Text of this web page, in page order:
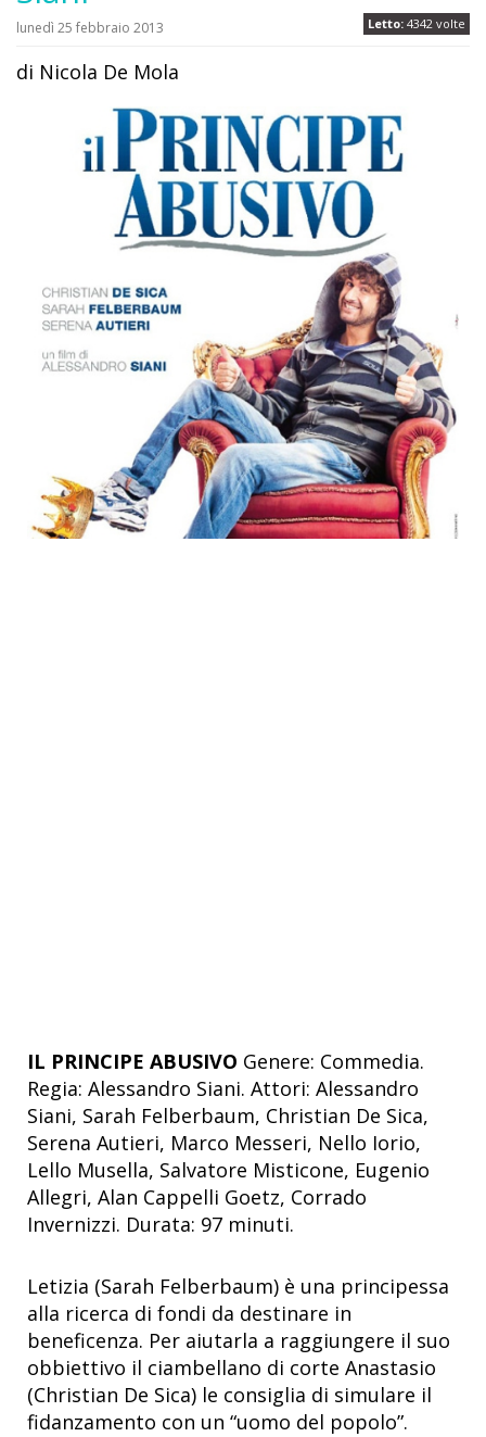
Letto: 4342 volte
lunedì 25 febbraio 2013
di Nicola De Mola
IL PRINCIPE ABUSIVO Genere: Commedia.
Regia: Alessandro Siani. Attori: Alessandro
Siani, Sarah Felberbaum, Christian De Sica,
Serena Autieri, Marco Messeri, Nello Iorio,
Lello Musella, Salvatore Misticone, Eugenio
Allegri, Alan Cappelli Goetz, Corrado
Invernizzi. Durata: 97 minuti.
Letizia (Sarah Felberbaum) è una principessa
alla ricerca di fondi da destinare in
beneficenza. Per aiutarla a raggiungere il suo
obbiettivo il ciambellano di corte Anastasio
(Christian De Sica) le consiglia di simulare il
fidanzamento con un “uomo del popolo”.